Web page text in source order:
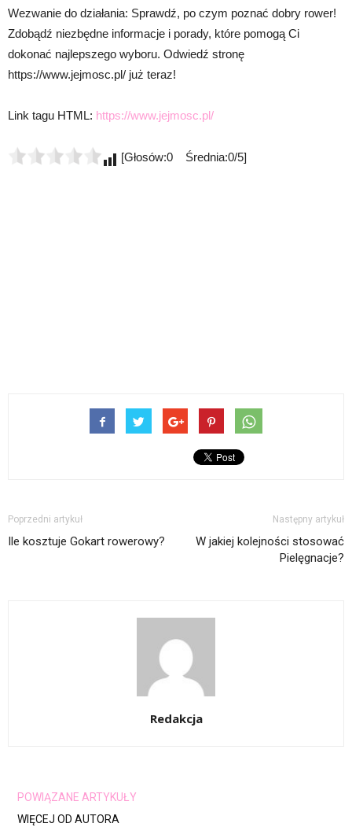
Wezwanie do działania: Sprawdź, po czym poznać dobry rower!
Zdobądź niezbędne informacje i porady, które pomogą Ci
dokonać najlepszego wyboru. Odwiedź stronę
https://www.jejmosc.pl/ już teraz!
Link tagu HTML: https://www.jejmosc.pl/
[Głosów:0 Średnia:0/5]
Poprzedni artykuł
Ile kosztuje Gokart rowerowy?
Następny artykuł
W jakiej kolejności stosować
Pielęgnacje?
Redakcja
POWIĄZANE ARTYKUŁY
WIĘCEJ OD AUTORA